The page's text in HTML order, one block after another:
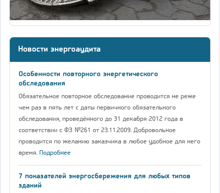
Новости энергоаудита
Особенности повторного энергетического
обследования
Обязательное повторное обследование проводится не реже
чем раз в пять лет с даты первичного обязательного
обследования, проведённого до 31 декабря 2012 года в
соответствии с ФЗ №261 от 23.11.2009. Добровольное
проводится по желанию заказчика в любое удобное для него
время. Подробнее
7 показателей энергосбережения для любых типов
зданий